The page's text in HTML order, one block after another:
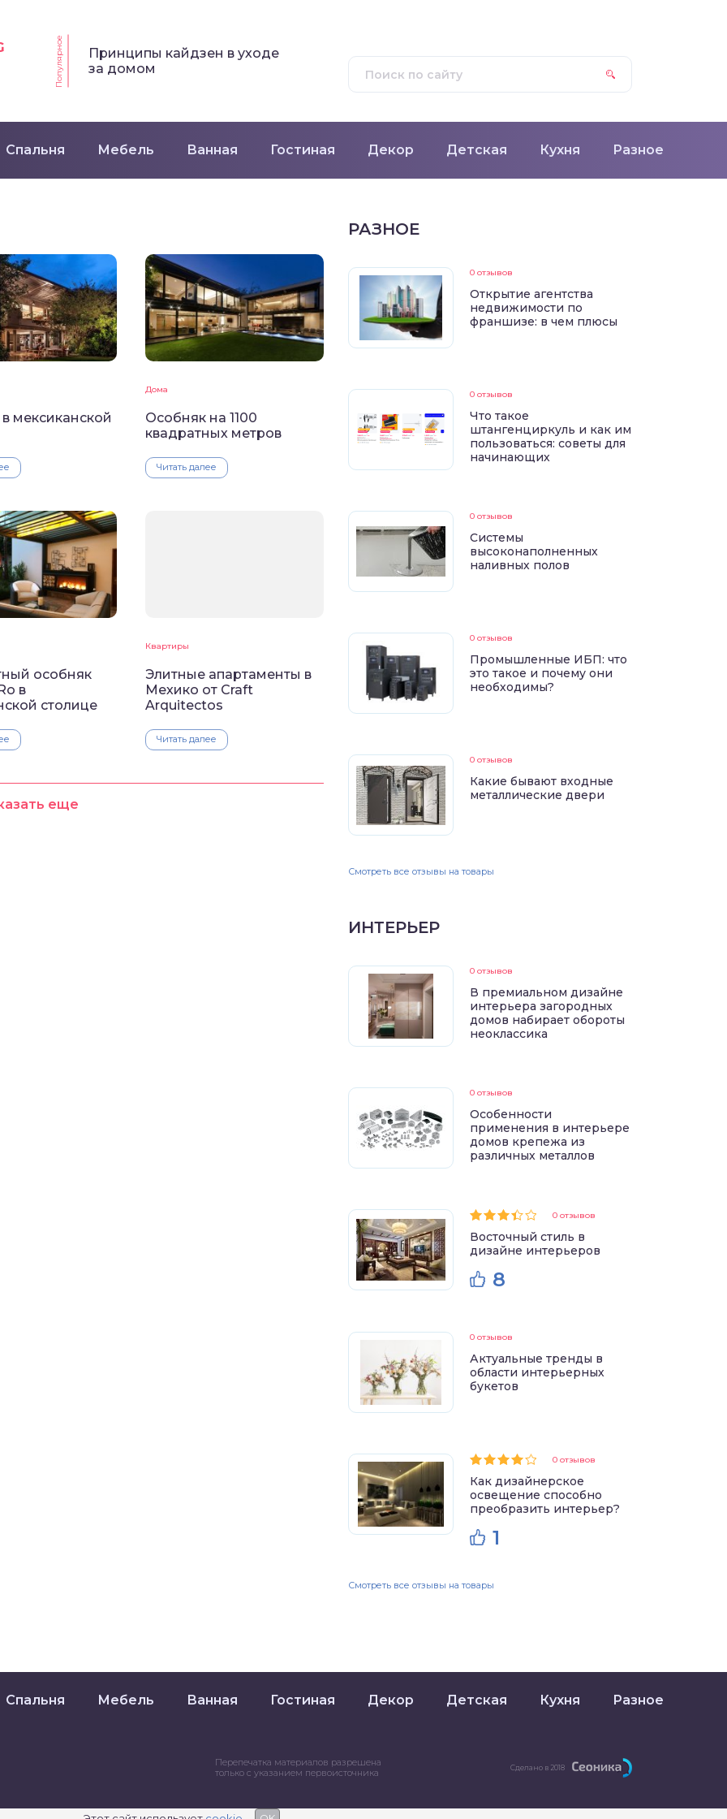
Популярное
Принципы кайдзен в уходе
за домом
Спальня Мебель Ванная Гостиная Декор Детская Кухня Разное
мексиканской
Дома
Особняк на 1100
квадратных метров
Читать далее
особняк
в
столице
Квартиры
Элитные апартаменты в
Мехико от Craft
Arquitectos
Читать далее
еще
РАЗНОЕ
0 отзывов
Открытие агентства
недвижимости по
франшизе: в чем плюсы
0 отзывов
Что такое
штангенциркуль и как им
пользоваться: советы для
начинающих
0 отзывов
Системы
высоконаполненных
наливных полов
0 отзывов
Промышленные ИБП: что
это такое и почему они
необходимы?
0 отзывов
Какие бывают входные
металлические двери
Смотреть все отзывы на товары
ИНТЕРЬЕР
0 отзывов
В премиальном дизайне
интерьера загородных
домов набирает обороты
неоклассика
0 отзывов
Особенности
применения в интерьере
домов крепежа из
различных металлов
0 отзывов
Восточный стиль в
дизайне интерьеров
8
0 отзывов
Актуальные тренды в
области интерьерных
букетов
0 отзывов
Как дизайнерское
освещение способно
преобразить интерьер?
1
Смотреть все отзывы на товары
Спальня Мебель Ванная Гостиная Декор Детская Кухня Разное
Перепечатка материалов разрешена
только с указанием первоисточника
Сделано в 2018